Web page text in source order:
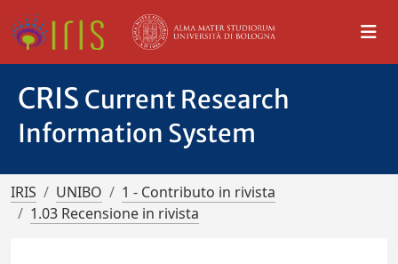
CRIS Current Research
Information System
IRIS UNIBO
1 - Contributo in rivista
1.03 Recensione in rivista